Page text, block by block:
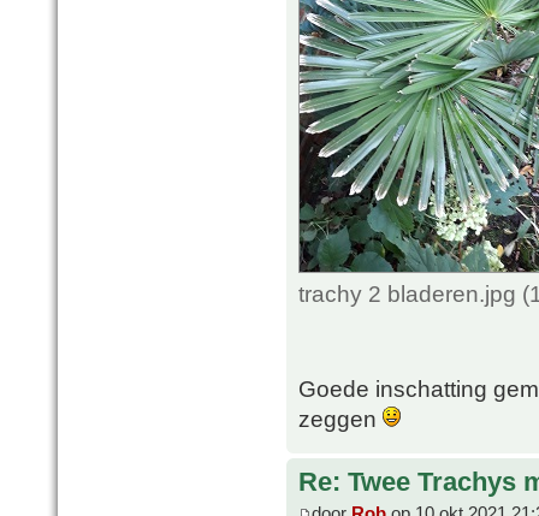
trachy 2 bladeren.jpg
Goede inschatting
zeggen
Re: Twee Trachys